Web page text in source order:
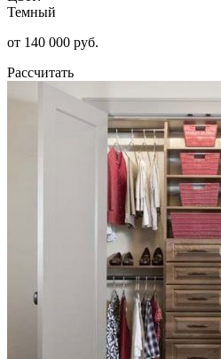
Темный
от 140 000 руб.
Рассчитать